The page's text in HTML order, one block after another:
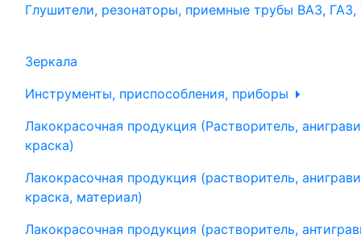
Глушители, резонаторы, приемные трубы ВАЗ, ГАЗ,
Зеркала
Инструменты, приспособления, приборы
Лакокрасочная продукция (Растворитель,
краска)
Лакокрасочная продукция (растворитель,
краска, материал)
Лакокрасочная продукция (растворитель,